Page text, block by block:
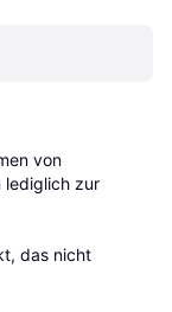
von
lediglich zur
das nicht